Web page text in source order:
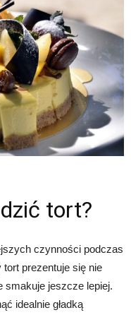
tort?
czynności podczas
tort prezentuje się nie
smakuje jeszcze lepiej.
idealnie gładką